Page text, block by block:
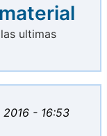
ultimas
2016 - 16:53